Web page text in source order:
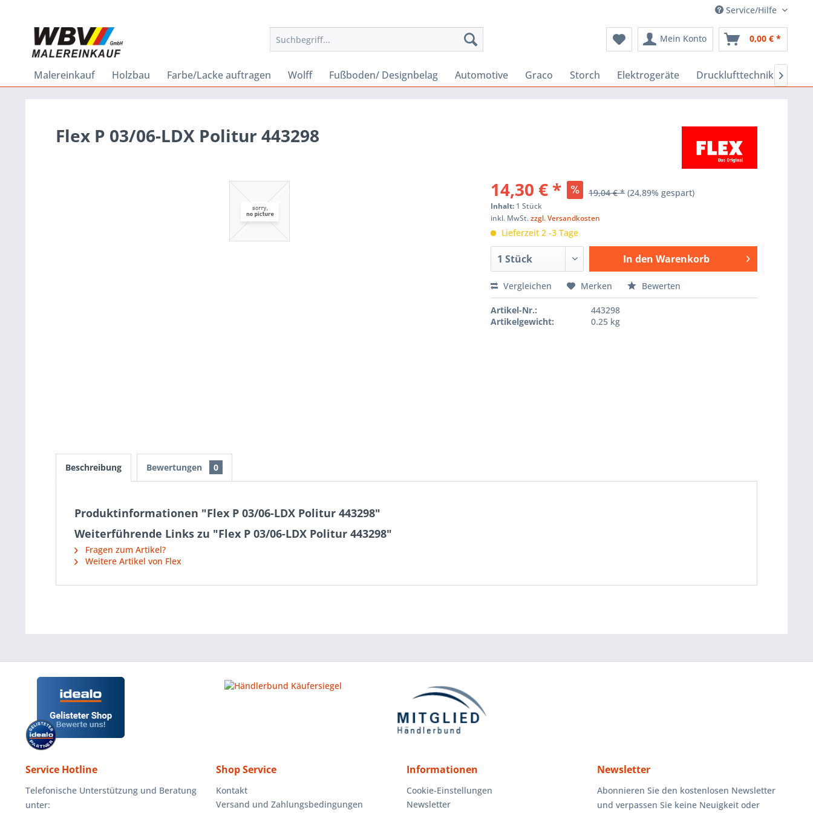
Service/Hilfe
Mein Konto 0,00 € *
Malereinkauf Holzbau Farbe/Lacke auftragen Wolff Fußboden/ Designbelag Automotive Graco Storch Elektrogeräte Drucklufttechnik 
Flex P 03/06-LDX Politur 443298
14,30 € * 19,04 € * (24,89% gespart)
Inhalt: 1 Stück
inkl. MwSt.zzgl. Versandkosten
Lieferzeit 2 -3 Tage
In den Warenkorb
Hinzugefügt
Vergleichen Merken Bewerten
Artikel-Nr.:
443298
Artikelgewicht:
0.25 kg
Beschreibung Bewertungen 0
Produktinformationen "Flex P 03/06-LDX Politur 443298"
Weiterführende Links zu "Flex P 03/06-LDX Politur 443298"
Fragen zum Artikel?
Weitere Artikel von Flex
Service Hotline
Telefonische Unterstützung und Beratung
unter:
Shop Service
Kontakt
Versand und Zahlungsbedingungen
Informationen
Cookie-Einstellungen
Newsletter
Newsletter
Abonnieren Sie den kostenlosen Newsletter
und verpassen Sie keine Neuigkeit oder